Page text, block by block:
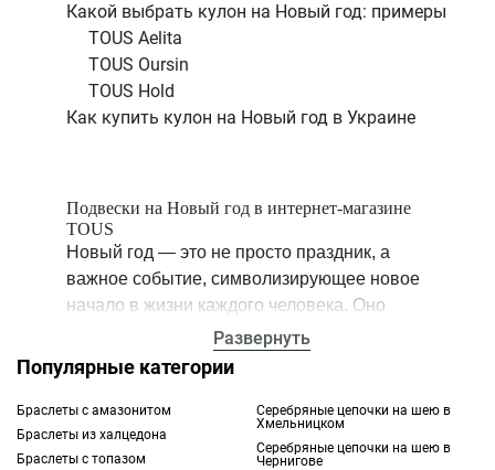
Какой выбрать кулон на Новый год: примеры
TOUS Aelita
TOUS Oursin
TOUS Hold
Как купить кулон на Новый год в Украине
Подвески на Новый год в интернет-магазине
TOUS
Новый год — это не просто праздник, а
важное событие, символизирующее новое
начало в жизни каждого человека. Оно
ассоциируется с окончанием прошлых
наступающем году. Такой важный момент
хочется запечатлеть в памяти, и сделать это
можно, подарив изысканный кулон TOUS.
Развернуть
Популярные категории
Браслеты с амазонитом
Браслеты из халцедона
Браслеты с топазом
Серебряные цепочки на шею в
Хмельницком
Серебряные цепочки на шею в
Чернигове